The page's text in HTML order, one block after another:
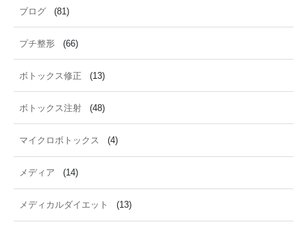
ブログ (81)
プチ整形 (66)
ボトックス修正 (13)
ボトックス注射 (48)
マイクロボトックス (4)
メディア (14)
メディカルダイエット (13)